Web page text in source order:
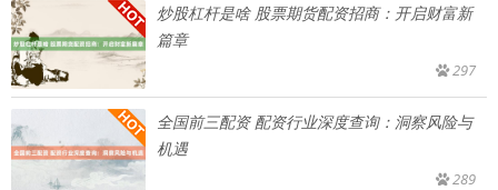
炒股杠杆是啥 股票期货配资招商：开启财富新
篇章
297
全国前三配资 配资行业深度查询：洞察风险与
机遇
289